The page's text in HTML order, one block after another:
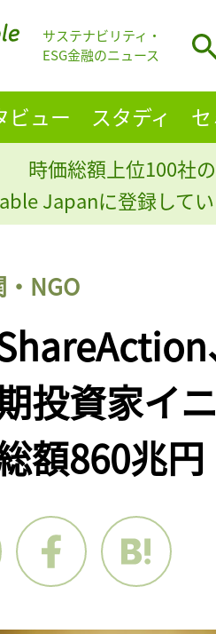
サステナビリティ・
ESG金融のニュース
ビュー スタディ
時価総額上位100社
Japanに登録して
NGO
投資家イ
額860兆円